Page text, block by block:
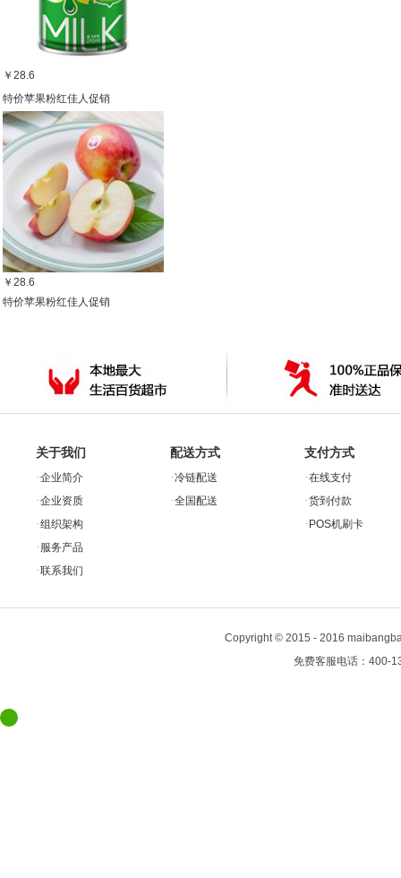
￥28.6
特价苹果粉红佳人促销
￥28.6
特价苹果粉红佳人促销
关于我们
·企业简介
·企业资质
·组织架构
· 服务产品
·联系我们
配送方式
·冷链配送
·全国配送
支付方式
·在线支付
·货到付款
· POS机刷卡
Copyright© 2015 - 2016
免费客服电话：400-